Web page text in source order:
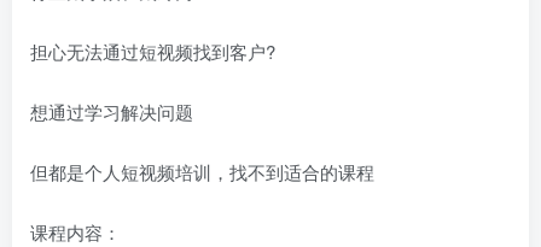
担心无法通过短视频找到客户?
想通过学习解决问题
但都是个人短视频培训，找不到适合的课程
课程内容：